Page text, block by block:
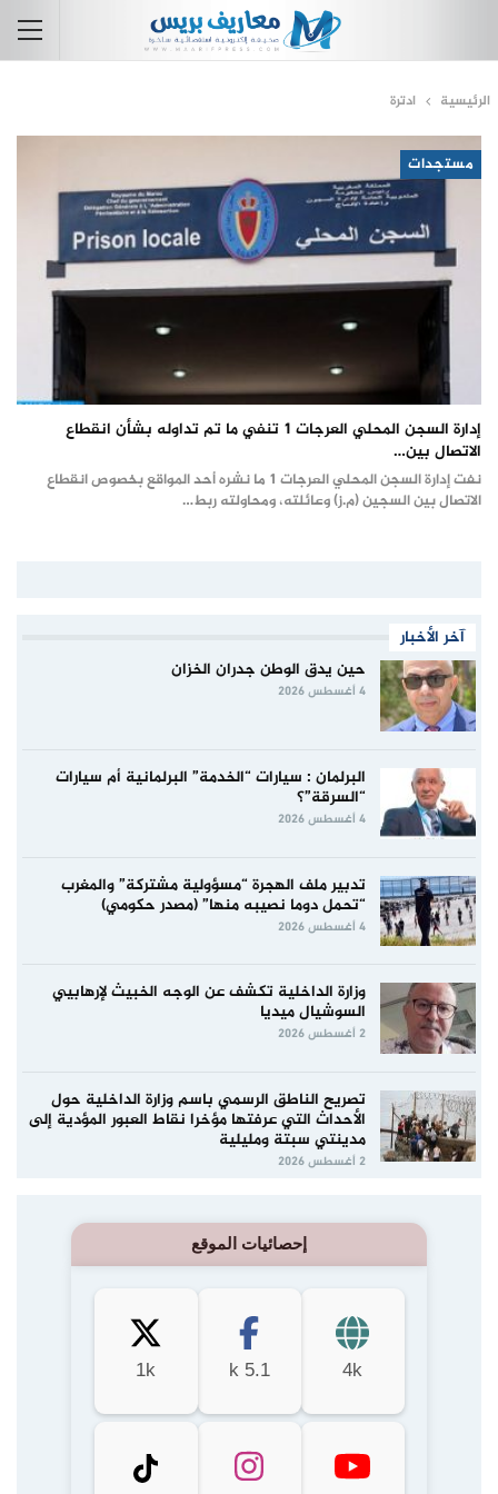
الرئيسية ادترة
مستجدات
إدارة السجن المحلي العرجات 1 تنفي ما تم تداوله بشأن انقطاع
الاتصال بين…
نفت إدارة السجن المحلي العرجات 1 ما نشره أحد المواقع بخصوص انقطاع
الاتصال بين السجين (م.ز) وعائلته، ومحاولته ربط…
آخر الأخبار
حين يدق الوطن جدران الخزان
4 أغسطس 2026
البرلمان : سيارات “الخدمة” البرلمانية أم سيارات
“السرقة”؟
4 أغسطس 2026
تدبير ملف الهجرة “مسؤولية مشتركة” والمغرب
“تحمل دوما نصيبه منها” (مصدر حكومي)
4 أغسطس 2026
وزارة الداخلية تكشف عن الوجه الخبيث لإرهابيي
السوشيال ميديا
2 أغسطس 2026
تصريح الناطق الرسمي باسم وزارة الداخلية حول
الأحداث التي عرفتها مؤخرا نقاط العبور المؤدية إلى
مدينتي سبتة ومليلية
2 أغسطس 2026
إحصائيات الموقع
4k
5.1 k
1k